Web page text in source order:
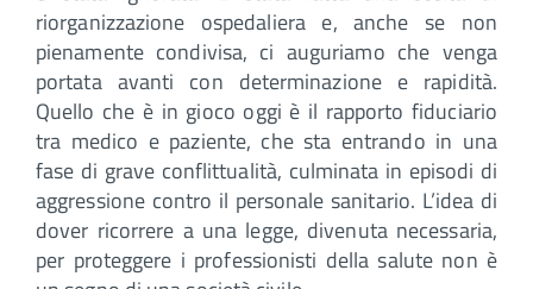
riorganizzazione ospedaliera e, anche se non
pienamente condivisa, ci auguriamo che venga
portata avanti con determinazione e rapidità.
Quello che è in gioco oggi è il rapporto fiduciario
tra medico e paziente, che sta entrando in una
fase di grave conflittualità, culminata in episodi di
aggressione contro il personale sanitario. L’idea di
dover ricorrere a una legge, divenuta necessaria,
per proteggere i professionisti della salute non è